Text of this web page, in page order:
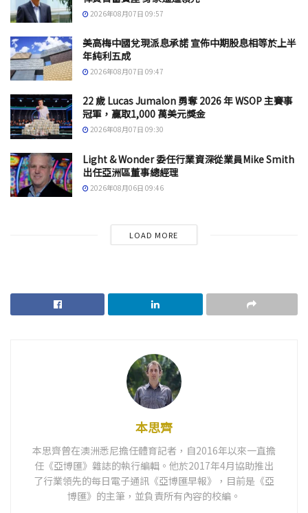
2026年08月07日 09:57
美高梅中國兌現派息承諾 宣佈中期股息相等於上半
年純利五成
2026年08月07日 09:47
22 歲 Lucas Jumalon 勇奪 2026 年 WSOP 主賽事
冠軍，贏取1,000 萬美元獎金
2026年08月07日 09:30
Light & Wonder 委任行業資深從業員Mike Smith
出任亞洲區董事總經理
2026年08月06日 09:46
LOAD MORE
本思齊
本思齊曾在澳洲悉尼擔任體育記者，自2016年以來一直擔
任《亞博匯》雜誌的執行編輯。他於2017年4月協助推出
了行業領先的每日電子通訊《亞博匯早報》，目前是《亞
博匯》的主筆，並負責所有內容的校編。